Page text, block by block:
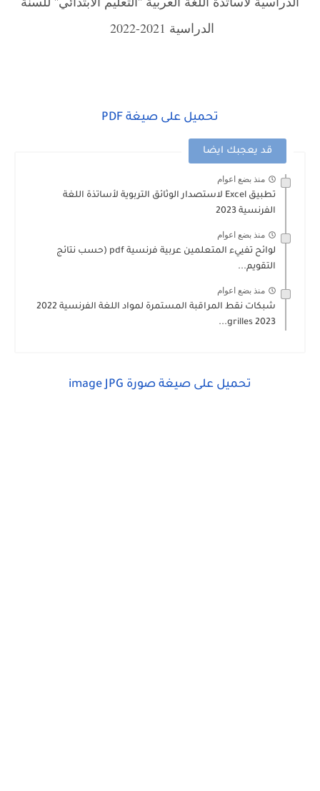
الدراسية 2021-2022
تحميل على صيغة PDF
قد يعجبك ايضا
منذ بضع اعوام
تطبيق Excel لاستصدار الوثائق التربوية لأساتذة اللغة
الفرنسية 2023
منذ بضع اعوام
لوائح تفييء المتعلمين عربية فرنسية pdf (حسب نتائج
التقويم...
منذ بضع اعوام
شبكات نقط المراقبة المستمرة لمواد اللغة الفرنسية 2022
2023 grilles...
تحميل على صيغة صورة image JPG